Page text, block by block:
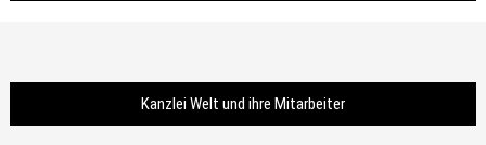
Kanzlei Welt und ihre Mitarbeiter